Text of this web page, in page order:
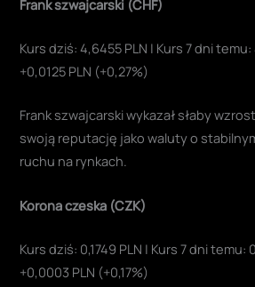
Frank szwajcarski (CHF)
Kurs dziś: 4,6455 PLN | Kurs 7 dni
+0,0125 PLN (+0,27%)
Frank szwajcarski wykazał słaby
swoją reputację jako waluty o
ruchu na rynkach.
Korona czeska (CZK)
Kurs dziś: 0,1749 PLN | Kurs 7 dni temu:
+0,0003 PLN (+0,17%)